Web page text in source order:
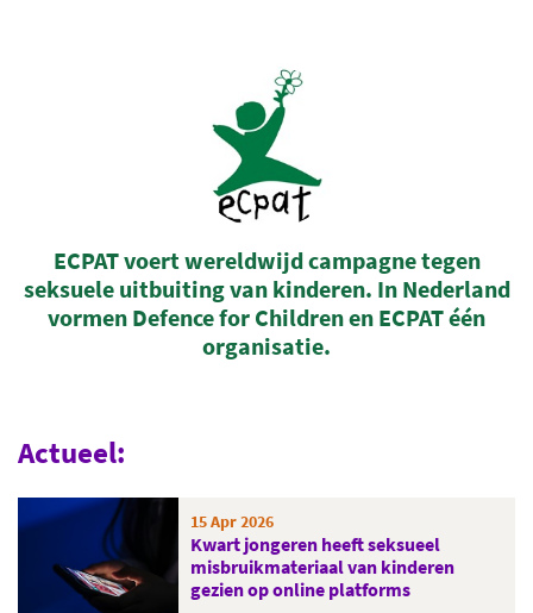
ECPAT voert wereldwijd campagne tegen
seksuele uitbuiting van kinderen. In Nederland
vormen Defence for Children en ECPAT één
organisatie.
Actueel:
15 Apr 2026
Kwart jongeren heeft seksueel
misbruikmateriaal van kinderen
gezien op online platforms